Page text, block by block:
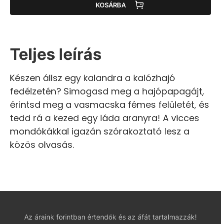
KOSÁRBA
Teljes leírás
Készen állsz egy kalandra a kalózhajó
fedélzetén? Simogasd meg a hajópapagájt,
érintsd meg a vasmacska fémes felületét, és
tedd rá a kezed egy láda aranyra! A vicces
mondókákkal igazán szórakoztató lesz a
közös olvasás.
Az áraink forintban értendők és az áfát tartalmazzák!